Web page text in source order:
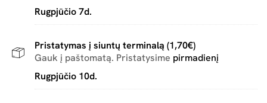
Rugpjūčio 7d.
Pristatymas į siuntų terminalą (1,70€)
Gauk į paštomatą. Pristatysime pirmadienį
Rugpjūčio 10d.